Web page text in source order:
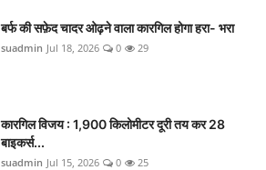
बर्फ की सफ़ेद चादर ओढ़ने वाला कारगिल होगा हरा- भरा
suadmin Jul 18, 2026 0 29
कारगिल विजय : 1,900 किलोमीटर दूरी तय कर 28
बाइकर्स...
suadmin Jul 15, 2026 0 25